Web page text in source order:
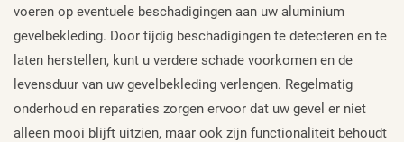
voeren op eventuele beschadigingen aan uw aluminium
gevelbekleding. Door tijdig beschadigingen te detecteren en te
laten herstellen, kunt u verdere schade voorkomen en de
levensduur van uw gevelbekleding verlengen. Regelmatig
onderhoud en reparaties zorgen ervoor dat uw gevel er niet
alleen mooi blijft uitzien, maar ook zijn functionaliteit behoudt